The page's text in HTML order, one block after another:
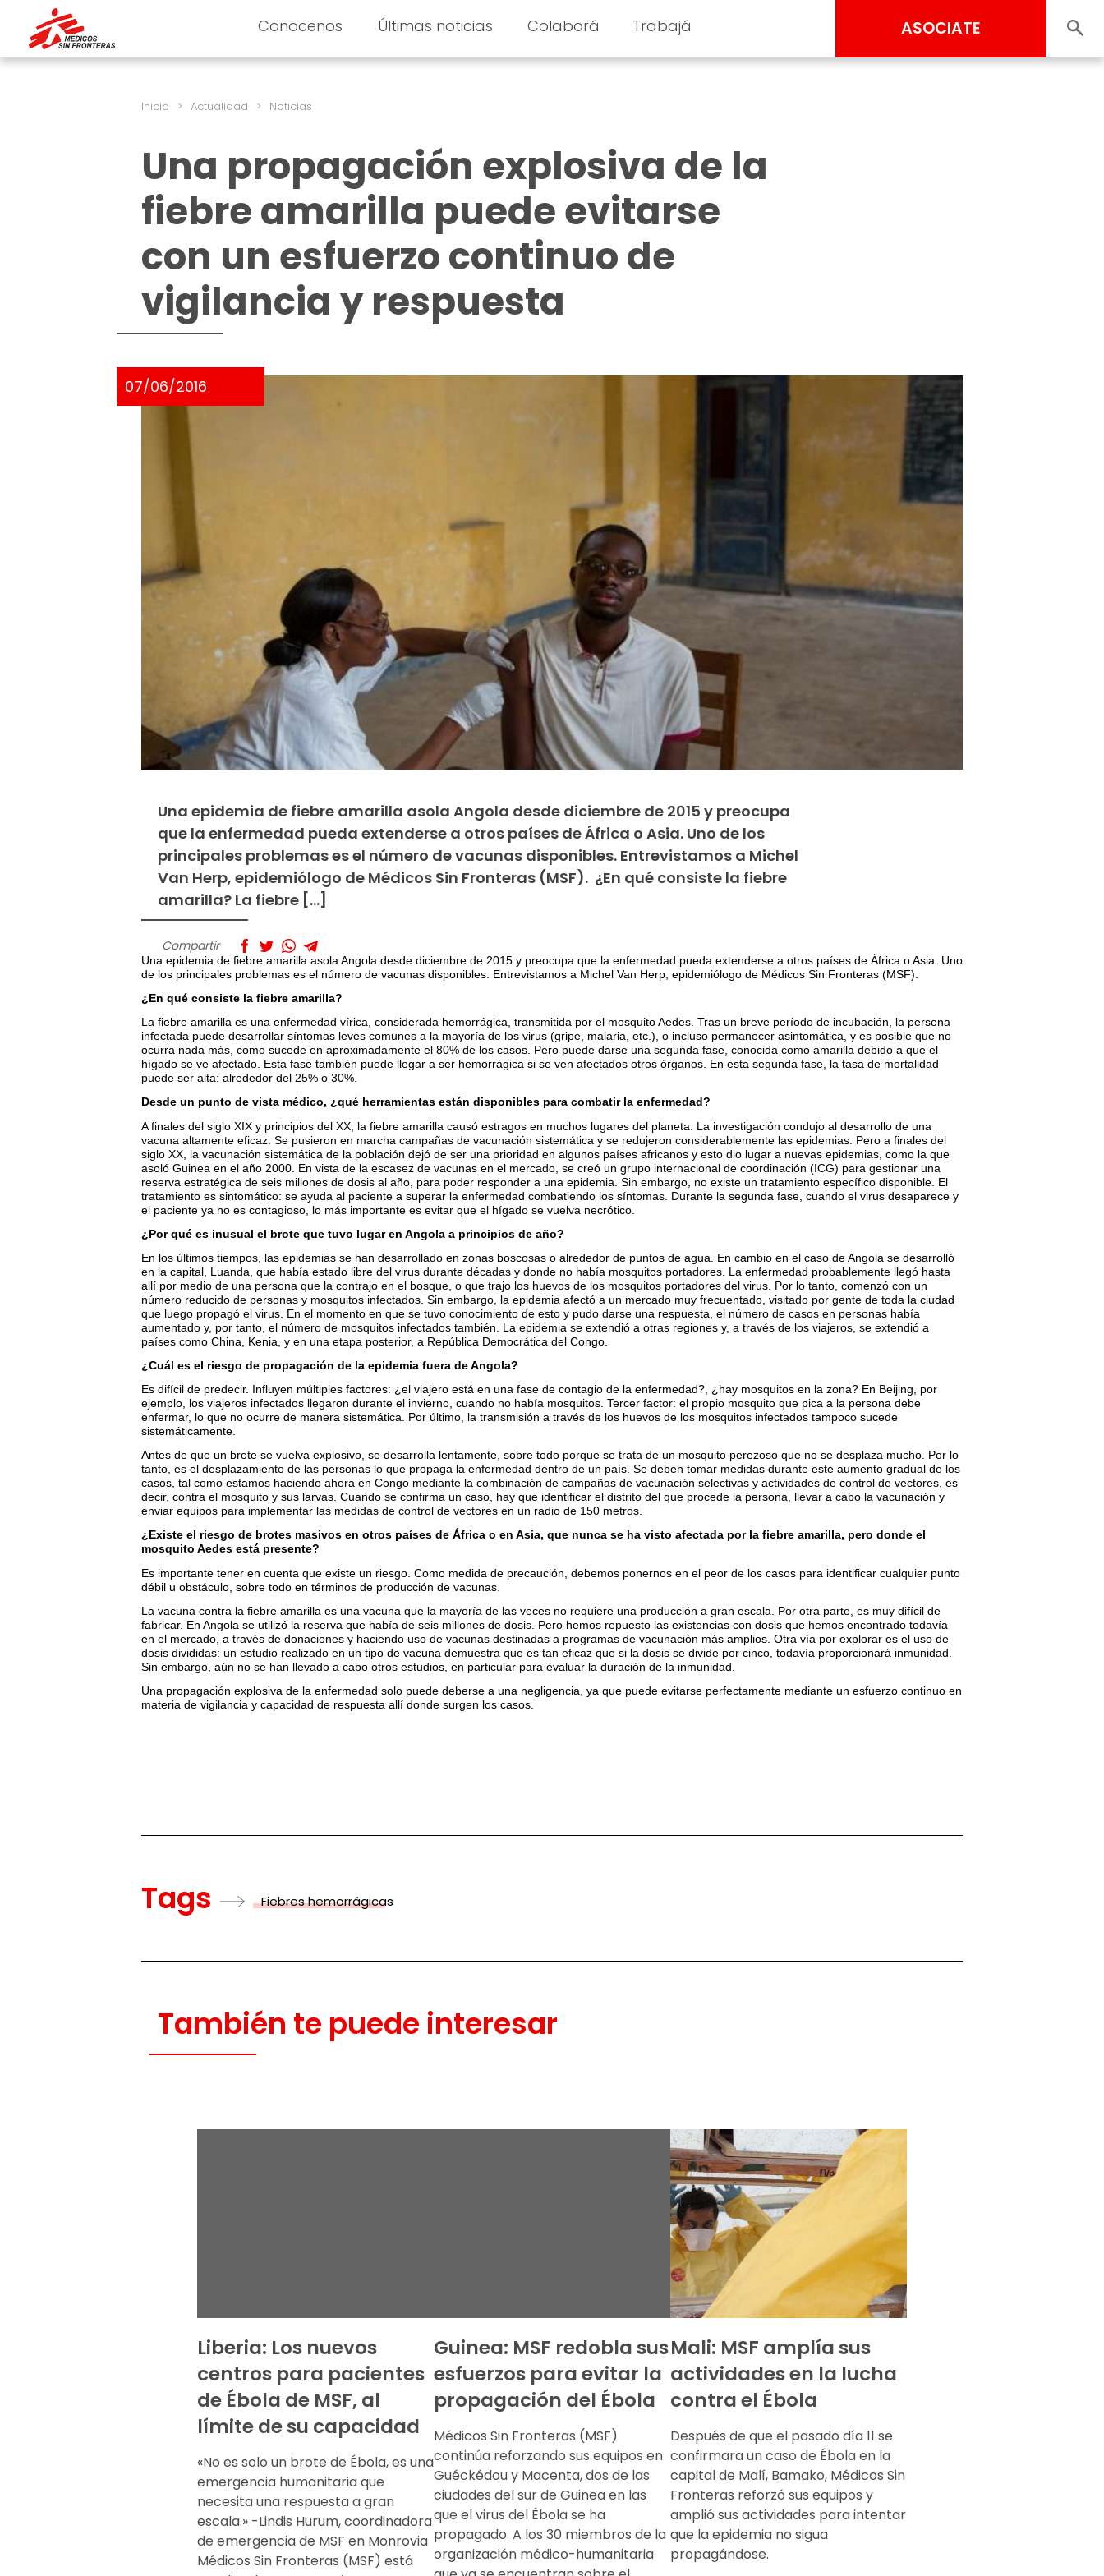
Conocenos Últimas noticias Colaborá Trabajá ASOCIATE
Inicio > Actualidad > Noticias
Una propagación explosiva de la
fiebre amarilla puede evitarse
con un esfuerzo continuo de
vigilancia y respuesta
07/06/2016
Una epidemia de fiebre amarilla asola Angola desde diciembre de 2015 y preocupa
que la enfermedad pueda extenderse a otros países de África o Asia. Uno de los
principales problemas es el número de vacunas disponibles. Entrevistamos a Michel
Van Herp, epidemiólogo de Médicos Sin Fronteras (MSF). ¿En qué consiste la fiebre
amarilla? La fiebre […]
Compartir
Una epidemia de fiebre amarilla asola Angola desde diciembre de 2015 y preocupa que la enfermedad pueda extenderse a otros países de África o Asia. Uno
de los principales problemas es el número de vacunas disponibles. Entrevistamos a Michel Van Herp, epidemiólogo de Médicos Sin Fronteras (MSF).
¿En qué consiste la fiebre amarilla?
La fiebre amarilla es una enfermedad vírica, considerada hemorrágica, transmitida por el mosquito Aedes. Tras un breve período de incubación, la persona
infectada puede desarrollar síntomas leves comunes a la mayoría de los virus (gripe, malaria, etc.), o incluso permanecer asintomática, y es posible que no
ocurra nada más, como sucede en aproximadamente el 80% de los casos. Pero puede darse una segunda fase, conocida como amarilla debido a que el
hígado se ve afectado. Esta fase también puede llegar a ser hemorrágica si se ven afectados otros órganos. En esta segunda fase, la tasa de mortalidad
puede ser alta: alrededor del 25% o 30%.
Desde un punto de vista médico, ¿qué herramientas están disponibles para combatir la enfermedad?
A finales del siglo XIX y principios del XX, la fiebre amarilla causó estragos en muchos lugares del planeta. La investigación condujo al desarrollo de una
vacuna altamente eficaz. Se pusieron en marcha campañas de vacunación sistemática y se redujeron considerablemente las epidemias. Pero a finales del
siglo XX, la vacunación sistemática de la población dejó de ser una prioridad en algunos países africanos y esto dio lugar a nuevas epidemias, como la que
asoló Guinea en el año 2000. En vista de la escasez de vacunas en el mercado, se creó un grupo internacional de coordinación (ICG) para gestionar una
reserva estratégica de seis millones de dosis al año, para poder responder a una epidemia. Sin embargo, no existe un tratamiento específico disponible. El
tratamiento es sintomático: se ayuda al paciente a superar la enfermedad combatiendo los síntomas. Durante la segunda fase, cuando el virus desaparece y
el paciente ya no es contagioso, lo más importante es evitar que el hígado se vuelva necrótico.
¿Por qué es inusual el brote que tuvo lugar en Angola a principios de año?
En los últimos tiempos, las epidemias se han desarrollado en zonas boscosas o alrededor de puntos de agua. En cambio en el caso de Angola se desarrolló
en la capital, Luanda, que había estado libre del virus durante décadas y donde no había mosquitos portadores. La enfermedad probablemente llegó hasta
allí por medio de una persona que la contrajo en el bosque, o que trajo los huevos de los mosquitos portadores del virus. Por lo tanto, comenzó con un
número reducido de personas y mosquitos infectados. Sin embargo, la epidemia afectó a un mercado muy frecuentado, visitado por gente de toda la ciudad
que luego propagó el virus. En el momento en que se tuvo conocimiento de esto y pudo darse una respuesta, el número de casos en personas había
aumentado y, por tanto, el número de mosquitos infectados también. La epidemia se extendió a otras regiones y, a través de los viajeros, se extendió a
países como China, Kenia, y en una etapa posterior, a República Democrática del Congo.
¿Cuál es el riesgo de propagación de la epidemia fuera de Angola?
Es difícil de predecir. Influyen múltiples factores: ¿el viajero está en una fase de contagio de la enfermedad?, ¿hay mosquitos en la zona? En Beijing, por
ejemplo, los viajeros infectados llegaron durante el invierno, cuando no había mosquitos. Tercer factor: el propio mosquito que pica a la persona debe
enfermar, lo que no ocurre de manera sistemática. Por último, la transmisión a través de los huevos de los mosquitos infectados tampoco sucede
sistemáticamente.
Antes de que un brote se vuelva explosivo, se desarrolla lentamente, sobre todo porque se trata de un mosquito perezoso que no se desplaza mucho. Por lo
tanto, es el desplazamiento de las personas lo que propaga la enfermedad dentro de un país. Se deben tomar medidas durante este aumento gradual de los
casos, tal como estamos haciendo ahora en Congo mediante la combinación de campañas de vacunación selectivas y actividades de control de vectores, es
decir, contra el mosquito y sus larvas. Cuando se confirma un caso, hay que identificar el distrito del que procede la persona, llevar a cabo la vacunación y
enviar equipos para implementar las medidas de control de vectores en un radio de 150 metros.
¿Existe el riesgo de brotes masivos en otros países de África o en Asia, que nunca se ha visto afectada por la fiebre amarilla, pero donde el
mosquito Aedes está presente?
Es importante tener en cuenta que existe un riesgo. Como medida de precaución, debemos ponernos en el peor de los casos para identificar cualquier punto
débil u obstáculo, sobre todo en términos de producción de vacunas.
La vacuna contra la fiebre amarilla es una vacuna que la mayoría de las veces no requiere una producción a gran escala. Por otra parte, es muy difícil de
fabricar. En Angola se utilizó la reserva que había de seis millones de dosis. Pero hemos repuesto las existencias con dosis que hemos encontrado todavía
en el mercado, a través de donaciones y haciendo uso de vacunas destinadas a programas de vacunación más amplios. Otra vía por explorar es el uso de
dosis divididas: un estudio realizado en un tipo de vacuna demuestra que es tan eficaz que si la dosis se divide por cinco, todavía proporcionará inmunidad.
Sin embargo, aún no se han llevado a cabo otros estudios, en particular para evaluar la duración de la inmunidad.
Una propagación explosiva de la enfermedad solo puede deberse a una negligencia, ya que puede evitarse perfectamente mediante un esfuerzo continuo en
materia de vigilancia y capacidad de respuesta allí donde surgen los casos.
Tags Fiebres hemorrágicas
También te puede interesar
Liberia: Los nuevos
centros para pacientes
de Ébola de MSF, al
límite de su capacidad
«No es solo un brote de Ébola, es una
emergencia humanitaria que
necesita una respuesta a gran
escala.» -Lindis Hurum, coordinadora
de emergencia de MSF en Monrovia
Médicos Sin Fronteras (MSF) está
Guinea: MSF redobla sus
esfuerzos para evitar la
propagación del Ébola
Médicos Sin Fronteras (MSF)
continúa reforzando sus equipos en
Guéckédou y Macenta, dos de las
ciudades del sur de Guinea en las
que el virus del Ébola se ha
propagado. A los 30 miembros de la
organización médico-humanitaria
Mali: MSF amplía sus
actividades en la lucha
contra el Ébola
Después de que el pasado día 11 se
confirmara un caso de Ébola en la
capital de Malí, Bamako, Médicos Sin
Fronteras reforzó sus equipos y
amplió sus actividades para intentar
que la epidemia no sigua
propagándose.